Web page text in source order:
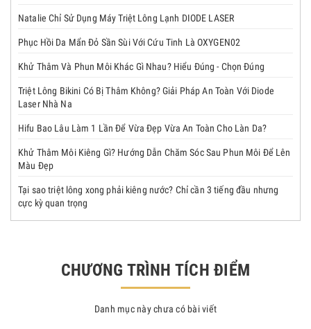
Natalie Chỉ Sử Dụng Máy Triệt Lông Lạnh DIODE LASER
Phục Hồi Da Mẩn Đỏ Sần Sùi Với Cứu Tinh Là OXYGEN02
Khử Thâm Và Phun Môi Khác Gì Nhau? Hiểu Đúng - Chọn Đúng
Triệt Lông Bikini Có Bị Thâm Không? Giải Pháp An Toàn Với Diode
Laser Nhà Na
Hifu Bao Lâu Làm 1 Lần Để Vừa Đẹp Vừa An Toàn Cho Làn Da?
Khử Thâm Môi Kiêng Gì? Hướng Dẫn Chăm Sóc Sau Phun Môi Để Lên
Màu Đẹp
Tại sao triệt lông xong phải kiêng nước? Chỉ cần 3 tiếng đầu nhưng
cực kỳ quan trọng
CHƯƠNG TRÌNH TÍCH ĐIỂM
Danh mục này chưa có bài viết